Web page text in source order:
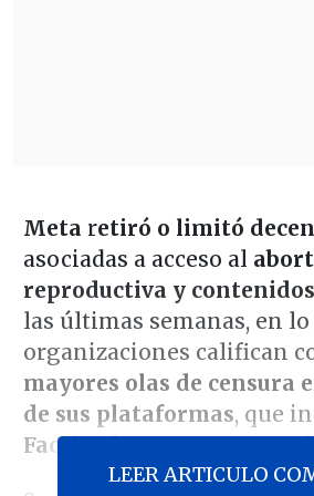
Meta retiró o limitó
asociadas a acceso al
reproductiva y contenidos
las últimas semanas, en lo
organizaciones califican
mayores olas de censura
de sus plataformas, que
Facebook, Instagram y
LEER ARTICULO